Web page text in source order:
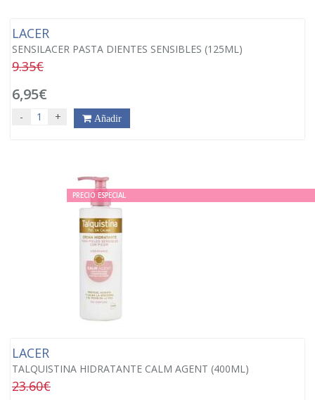
LACER
SENSILACER PASTA DIENTES SENSIBLES (125ML)
9.35€
6,95€
- + Añadir
PRECIO ESPECIAL
LACER
TALQUISTINA HIDRATANTE CALM AGENT (400ML)
23.60€